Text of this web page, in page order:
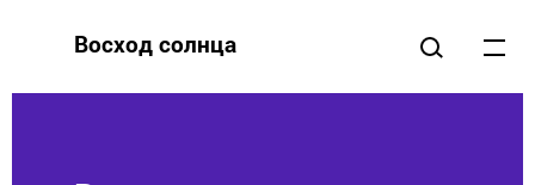
Восход солнца